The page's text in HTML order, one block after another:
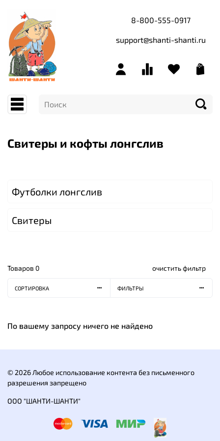
8-800-555-0917
support@shanti-shanti.ru
Свитеры и кофты лонгслив
Футболки лонгслив
Свитеры
Товаров 0 очистить фильтр
СОРТИРОВКА ФИЛЬТРЫ
По вашему запросу ничего не найдено
© 2026 Любое использование контента без письменного
разрешения запрещено
ООО "ШАНТИ-ШАНТИ"